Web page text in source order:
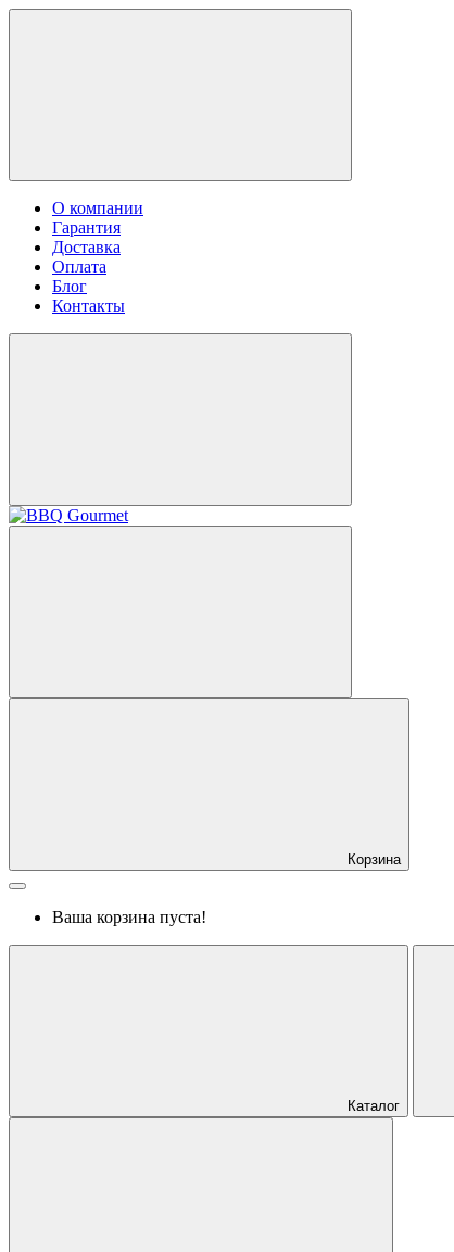
О компании
Гарантия
Доставка
Оплата
Блог
Контакты
Корзина
Ваша корзина пуста!
Каталог